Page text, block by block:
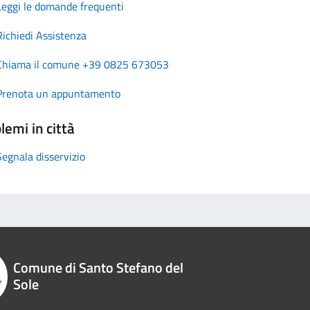
le domande frequenti
Assistenza
il comune +39 0825 673053
un appuntamento
in città
disservizio
Comune di Santo Stefano del
Sole